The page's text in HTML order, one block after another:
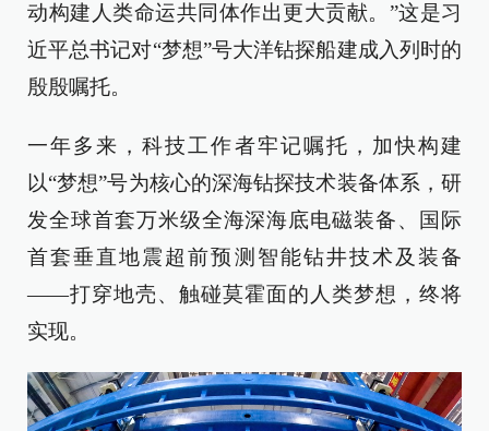
动构建人类命运共同体作出更大贡献。”这是习
近平总书记对“梦想”号大洋钻探船建成入列时的
殷殷嘱托。
一年多来，科技工作者牢记嘱托，加快构建
以“梦想”号为核心的深海钻探技术装备体系，研
发全球首套万米级全海深海底电磁装备、国际
首套垂直地震超前预测智能钻井技术及装备
——打穿地壳、触碰莫霍面的人类梦想，终将
实现。